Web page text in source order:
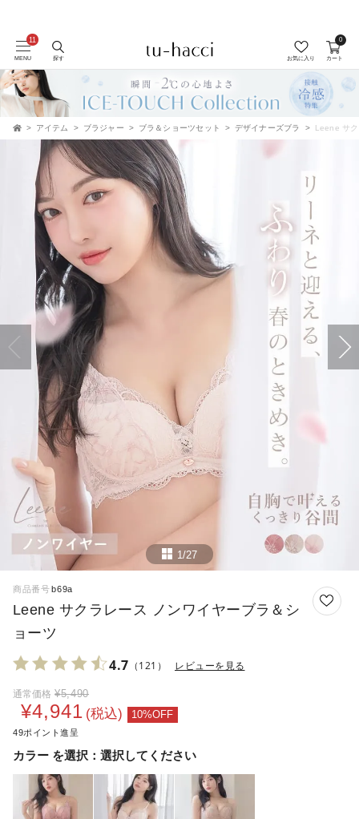
MENU 探す お気に入り カート
0
アイテム ブラジャー ブラ＆ショーツセット デザイナーズブラ Leene サ
1/27
商品番号 b69a
Leene サクラレース ノンワイヤーブラ＆シ
ョーツ
4.7 （121） レビューを見る
通常価格 ¥5,490
¥4,941 税込
49
カラー 選択してください